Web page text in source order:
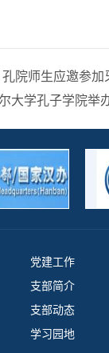
孔院师生应邀参
大学孔子学院举
党建工作
支部简介
支部动态
学习园地